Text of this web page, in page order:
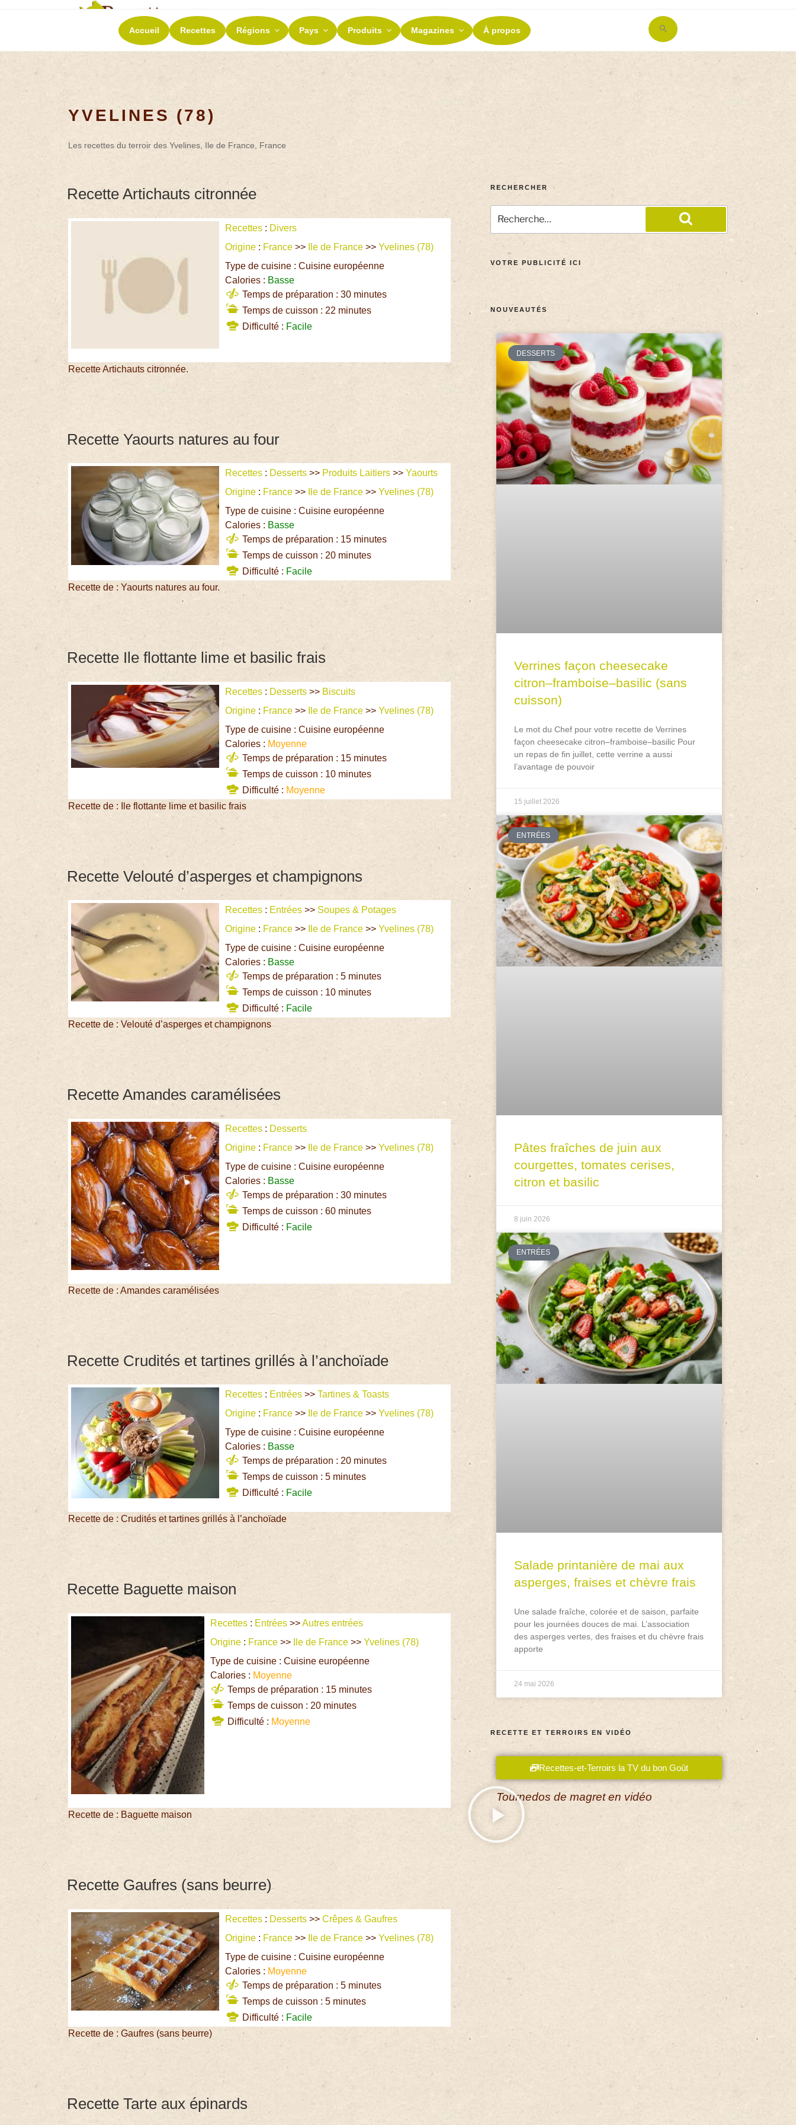
RECETTES ET TERROIRS
La richesse de nos terroirs
Accueil Recettes Régions Pays Produits Magazines À propos
Search
for:
YVELINES (78)
Les recettes du terroir des Yvelines, Ile de France, France
Recette Artichauts citronnée
Recettes : Divers
Origine : France >> Ile de France >>Yvelines (78)
Type de cuisine : Cuisine européenne
Calories : Basse
Temps de préparation : 30 minutes
Temps de cuisson : 22 minutes
Difficulté : Facile
Recette Artichauts citronnée.
Recette Yaourts natures au four
Recettes : Desserts >> Produits Laitiers >>Yaourts
Origine : France >> Ile de France >>Yvelines (78)
Type de cuisine : Cuisine européenne
Calories : Basse
Temps de préparation : 15 minutes
Temps de cuisson : 20 minutes
Difficulté : Facile
Recette de : Yaourts natures au four.
Recette Ile flottante lime et basilic frais
Recettes : Desserts >> Biscuits
Origine : France >> Ile de France >>Yvelines (78)
Type de cuisine : Cuisine européenne
Calories : Moyenne
Temps de préparation : 15 minutes
Temps de cuisson : 10 minutes
Difficulté : Moyenne
Recette de : Ile flottante lime et basilic frais
Recette Velouté d’asperges et champignons
Recettes : Entrées >> Soupes & Potages
Origine : France >> Ile de France >>Yvelines (78)
Type de cuisine : Cuisine européenne
Calories : Basse
Temps de préparation : 5 minutes
Temps de cuisson : 10 minutes
Difficulté : Facile
Recette de : Velouté d’asperges et champignons
Recette Amandes caramélisées
Recettes : Desserts
Origine : France >> Ile de France >>Yvelines (78)
Type de cuisine : Cuisine européenne
Calories : Basse
Temps de préparation : 30 minutes
Temps de cuisson : 60 minutes
Difficulté : Facile
Recette de : Amandes caramélisées
Recette Crudités et tartines grillés à l’anchoïade
Recettes : Entrées >>Tartines & Toasts
Origine : France >> Ile de France >>Yvelines (78)
Type de cuisine : Cuisine européenne
Calories : Basse
Temps de préparation : 20 minutes
Temps de cuisson : 5 minutes
Difficulté : Facile
Recette de : Crudités et tartines grillés à l’anchoïade
Recette Baguette maison
Recettes : Entrées >>Autres entrées
Origine : France >> Ile de France >>Yvelines (78)
Type de cuisine : Cuisine européenne
Calories : Moyenne
Temps de préparation : 15 minutes
Temps de cuisson : 20 minutes
Difficulté : Moyenne
Recette de : Baguette maison
Recette Gaufres (sans beurre)
Recettes : Desserts >>Crêpes & Gaufres
Origine : France >> Ile de France >>Yvelines (78)
Type de cuisine : Cuisine européenne
Calories : Moyenne
Temps de préparation : 5 minutes
Temps de cuisson : 5 minutes
Difficulté : Facile
Recette de : Gaufres (sans beurre)
Recette Tarte aux épinards
RECHERCHER
VOTRE PUBLICITÉ ICI
NOUVEAUTÉS
DESSERTS
Verrines façon cheesecake
citron–framboise–basilic (sans
cuisson)
Le mot du Chef pour votre recette de Verrines
façon cheesecake citron–framboise–basilic Pour
un repas de fin juillet, cette verrine a aussi
l’avantage de pouvoir
15 juillet 2026
ENTRÉES
Pâtes fraîches de juin aux
courgettes, tomates cerises,
citron et basilic
8 juin 2026
ENTRÉES
Salade printanière de mai aux
asperges, fraises et chèvre frais
Une salade fraîche, colorée et de saison, parfaite
pour les journées douces de mai. L’association
des asperges vertes, des fraises et du chèvre frais
apporte
24 mai 2026
RECETTE ET TERROIRS EN VIDÉO
Recettes-et-Terroirs la TV du bon Goût
Tournedos de magret en vidéo